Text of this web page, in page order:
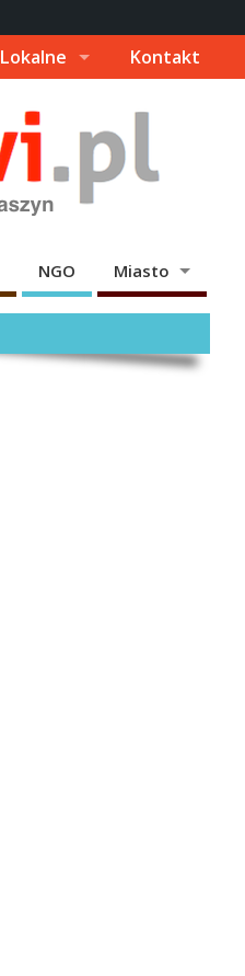
Lokalne Kontakt
NGO Miasto